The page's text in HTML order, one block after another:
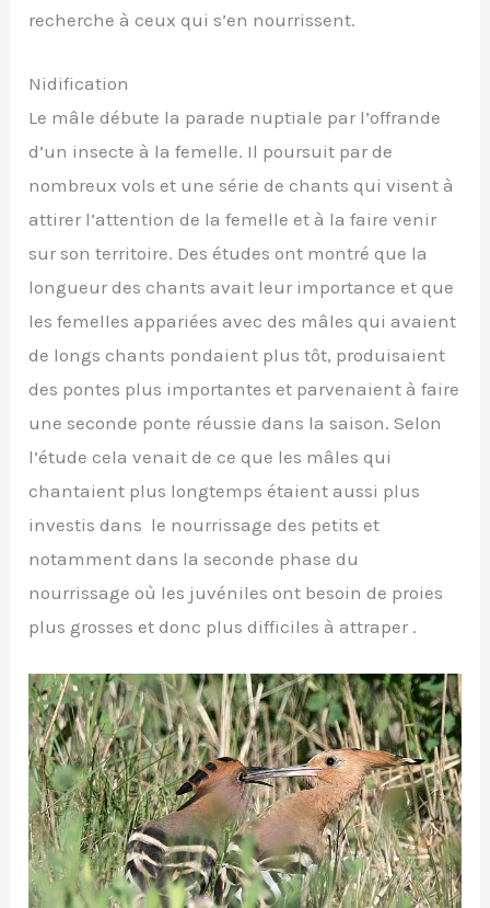
recherche à ceux qui s’en nourrissent.
Nidification
Le mâle débute la parade nuptiale par l’offrande
d’un insecte à la femelle. Il poursuit par de
nombreux vols et une série de chants qui visent à
attirer l’attention de la femelle et à la faire venir
sur son territoire. Des études ont montré que la
longueur des chants avait leur importance et que
les femelles appariées avec des mâles qui avaient
de longs chants pondaient plus tôt, produisaient
des pontes plus importantes et parvenaient à faire
une seconde ponte réussie dans la saison. Selon
l’étude cela venait de ce que les mâles qui
chantaient plus longtemps étaient aussi plus
investis dans le nourrissage des petits et
notamment dans la seconde phase du
nourrissage où les juvéniles ont besoin de proies
plus grosses et donc plus difficiles à attraper .